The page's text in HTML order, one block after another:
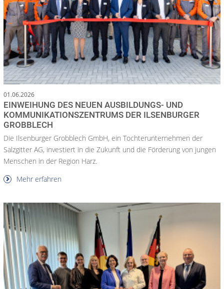
01.06.2026
EINWEIHUNG DES NEUEN AUSBILDUNGS- UND
KOMMUNIKATIONSZENTRUMS DER ILSENBURGER
GROBBLECH
Die Ilsenburger Grobblech GmbH, ein Tochterunternehmen der
Salzgitter AG, investiert in die Zukunft und die Förderung von jungen
Menschen in der Region Harz.
Mehr erfahren